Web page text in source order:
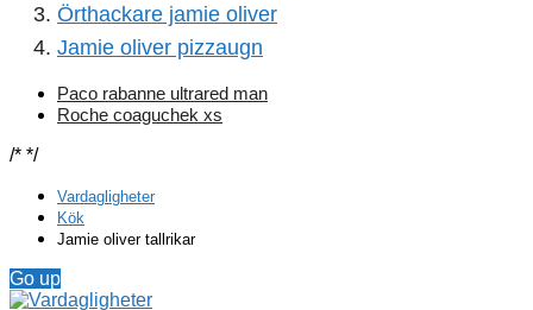
Örthackare jamie oliver
Jamie oliver pizzaugn
Paco rabanne ultrared man
Roche coaguchek xs
/* */
Vardagligheter
Kök
Jamie oliver tallrikar
Go up